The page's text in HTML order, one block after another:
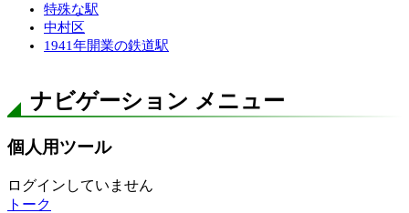
特殊な駅
中村区
1941年開業の鉄道駅
ナビゲーション メニュー
個人用ツール
ログインしていません
トーク